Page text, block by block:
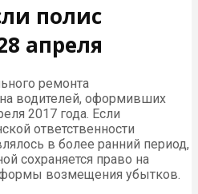
полис
апреля
ремонта
на водителей, оформивших
2017 года. Если
ответственности
в более ранний период,
сохраняется право на
возмещения убытков.